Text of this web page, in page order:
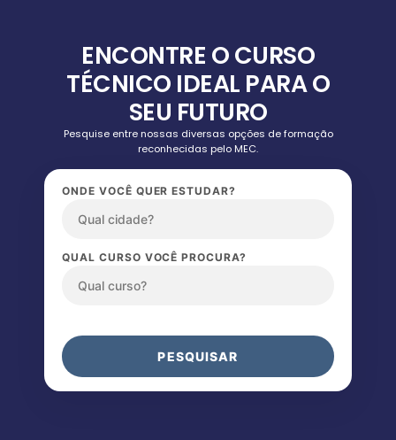
ENCONTRE O CURSO
TÉCNICO IDEAL PARA O
SEU FUTURO
Pesquise entre nossas diversas opções de formação
reconhecidas pelo MEC.
ONDE VOCÊ QUER ESTUDAR?
QUAL CURSO VOCÊ PROCURA?
PESQUISAR